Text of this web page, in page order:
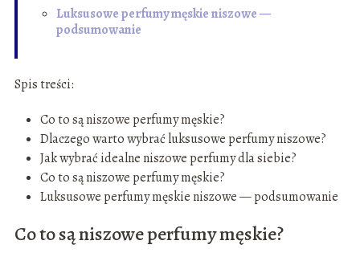
Luksusowe perfumy męskie niszowe —
podsumowanie
Spis treści:
Co to są niszowe perfumy męskie?
Dlaczego warto wybrać luksusowe perfumy niszowe?
Jak wybrać idealne niszowe perfumy dla siebie?
Co to są niszowe perfumy męskie?
Luksusowe perfumy męskie niszowe — podsumowanie
Co to są niszowe perfumy męskie?